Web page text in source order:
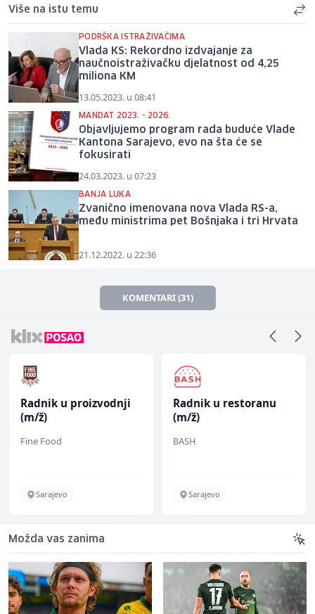
Više na istu temu
PODRŠKA ISTRAŽIVAČIMA
Vlada KS: Rekordno izdvajanje za
naučnoistraživačku djelatnost od 4,25
miliona KM
13.05.2023. u 08:41
MANDAT 2023. - 2026.
Objavljujemo program rada buduće Vlade
Kantona Sarajevo, evo na šta će se
fokusirati
24.03.2023. u 07:23
BANJA LUKA
Zvanično imenovana nova Vlada RS-a,
među ministrima pet Bošnjaka i tri Hrvata
21.12.2022. u 22:36
KOMENTARI (31)
Radnik u proizvodnji
(m/ž)
Fine Food
Sarajevo
Radnik u restoranu
(m/ž)
BASH
Sarajevo
Možda vas zanima